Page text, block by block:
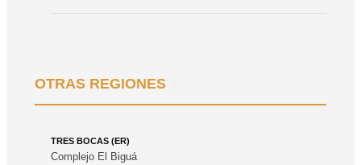
OTRAS REGIONES
TRES BOCAS (ER)
Complejo El Biguá